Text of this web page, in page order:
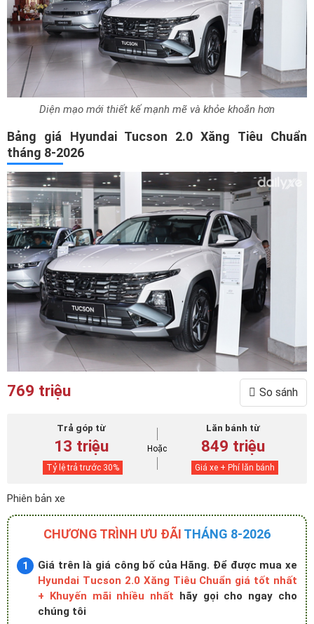
Diện mạo mới thiết kế mạnh mẽ và khỏe khoắn hơn
Bảng giá Hyundai Tucson 2.0 Xăng Tiêu Chuẩn
tháng 8-2026
769 triệu So sánh
Trả góp từ
13 triệu
Tỷ lệ trả trước 30%
Hoặc
Lăn bánh từ
849 triệu
Giá xe + Phí lăn bánh
Phiên bản xe
CHƯƠNG TRÌNH ƯU ĐÃI THÁNG 8-2026
Giá trên là giá công bố của Hãng. Để được mua xe
Hyundai Tucson 2.0 Xăng Tiêu Chuẩn giá tốt nhất
+ Khuyến mãi nhiều nhất hãy gọi cho ngay cho
chúng tôi